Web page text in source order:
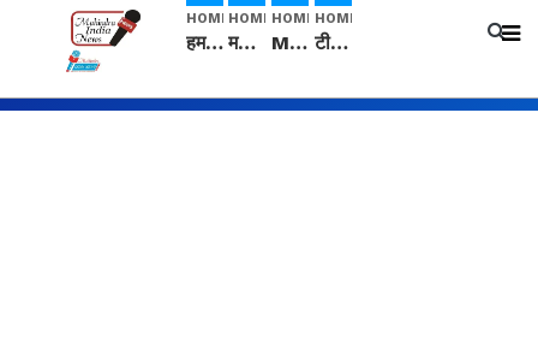
HOME
हम सनातनी..." सांसद kangana Ranaut से क्या बोली लड़की? Viral Jantar-Mantar | CJP protest
HOME
मनीषा हत्याकांड: हत्या, आत्महत्या या कोई बड़ा राज? | Full Story | Josh Haryana
HOME
Mangalsutra: हिंदू धर्म में शादी के बाद मंगलसूत्र क्यों पहनती है महिलाएं, किसने शुरु की ये परंपरा
HOME
टीम बीकेई ने एग्रीकल्चर ग्रेड की यूरिया खाद गट्टों में बदलकर टेक्निकल ग्रेड में बेचने वालों पर करवाई कार्रवाई: लखविंदर सिंह औलख